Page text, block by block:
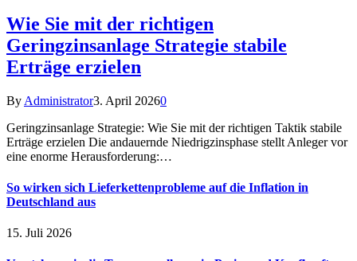
Wie Sie mit der richtigen
Geringzinsanlage Strategie stabile
Erträge erzielen
By Administrator3. April 20260
Geringzinsanlage Strategie: Wie Sie mit der richtigen Taktik stabile
Erträge erzielen Die andauernde Niedrigzinsphase stellt Anleger vor
eine enorme Herausforderung:…
So wirken sich Lieferkettenprobleme auf die Inflation in
Deutschland aus
15. Juli 2026